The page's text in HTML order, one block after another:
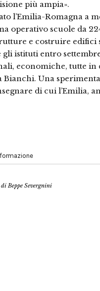
più ampia».
l’Emilia-Romagna a
operativo scuole da
e costruire edifici
istituti entro
economiche, tutte in
Bianchi. Una
di cui l’Emilia,
Beppe Severgnini